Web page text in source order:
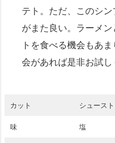
テト。ただ、このシ
がまた良い。ラーメ
トを食べる機会もあ
会があれば是非お試し
カット シュース
味 塩